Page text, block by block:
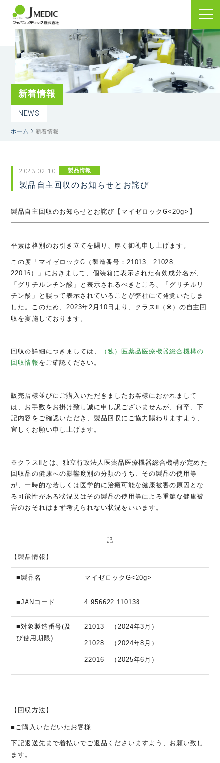
新着情報
NEWS
ホーム 新着情報
2023.02.10 製品情報
製品自主回収のお知らせとお詫び
製品自主回収のお知らせとお詫び【マイゼロックG<20g> 】
平素は格別のお引き立てを賜り、厚く御礼申し上げます。
この度「マイゼロック G （製造番号：21013、21028、
22016 ）」におきまして、個装箱に表示された有効成分名が、
「グリチルレチン酸」と表示されるべきところ、「グリチルリ
チン酸」と誤って表示されていることが弊社にて発覚いたしま
した。このため、 2023年2 月 10 日より、クラス Ⅱ （ ※ ）の自主回
収を実施しております。
回収の詳細につきましては、
（独）医薬品医療機器総合機構の
回収情報 をご確認ください。
販売店様並びにご購入いただきましたお客様におかれまして
は、お手数をお掛け致し誠に申し訳ございませんが、何卒、下
記内容をご確認いただき、製品回収にご協力賜わりますよう、
宜しくお願い申し上げます。
※ クラス Ⅱ とは、独立行政法人医薬品医療機器総合機構が定めた
回収品の健康への影響度別の分類のうち、その製品の使用等
が、一時的な若しくは医学的に治癒可能な健康被害の原因とな
る可能性がある状況又はその製品の使用等による重篤な健康被
害のおそれはまず考えられない状況をいいます。
記
【製品情報】
■製品名 マイゼロック G<20g>
■JAN コード 4 956622 110138
■対象製造番号(及
び使用期限)
21013 （ 2024年3 月）
21028 （ 2024年8 月）
22016 （ 2025年6 月）
【回収方法】
■ご購入いただいたお客様
下記返送先まで着払いでご返品くださいますよう、お願い致し
ます。